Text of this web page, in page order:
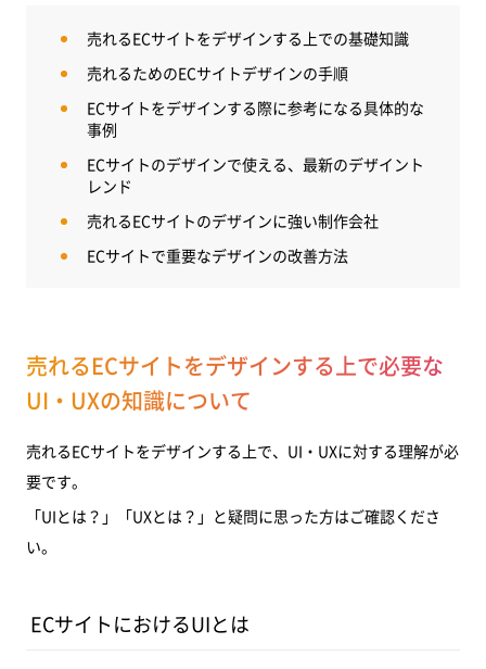
参考にすべき！売れているECサイトのデザインを業
飲食業界
アパレル
その他の参考サイトについて
アニメーションを使用したデザイン
サイズの大きいタイポグラフィ
PCもスマホも同一のデザイン
AnyMind Group株式会社
売れるECサイトをデザインする上での基礎知識
売れるためのECサイトデザインの手順
ECサイトをデザインする際に参考になる具体的な
事例
ECサイトのデザインで使える、最新のデザイント
レンド
売れるECサイトのデザインに強い制作会社
ECサイトで重要なデザインの改善方法
売れるECサイトをデザインする上で必要な
UI・UXの知識について
売れるECサイトをデザインする上で、UI・UXに対する理解が必
要です。
「UIとは？」「UXとは？」と疑問に思った方はご確認くださ
い。
ECサイトにおけるUIとは